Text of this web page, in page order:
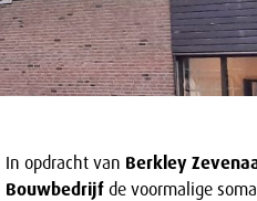
In opdracht van Berkley
Bouwbedrijf de voormalige